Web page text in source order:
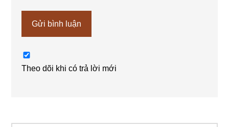
Theo dõi khi có trả lời mới